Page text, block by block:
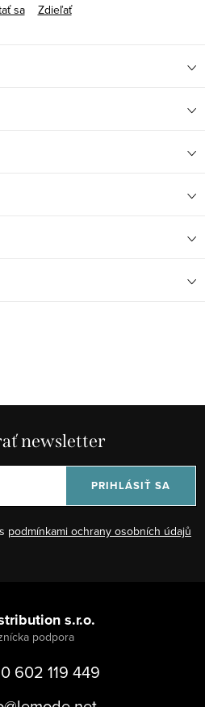
sa
Zdieľať
newsletter
podmínkami ochrany osobních údajů
PRIHLÁSIŤ SA
s.r.o.
602 119 449